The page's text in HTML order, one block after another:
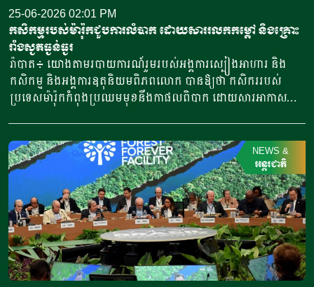
បន្តិចម្តងៗ ដោយសារកប៉ាល់រាប់រយគ្រឿងដឹកទំនិញផ្សេងៗគ្នា ហើយ
កំពុងដណ្តើមគ្នាចេញមុន។ តំបន់ឈូងសមុទ្រពែក្ស គឺជាជម្រក
របស់រោងចក្រជីដ៏ធំបំផុតមួយរបស់ពិភពលោក ហើយផ្លូវទឹកនេះជីបាន
ឆ្លងកាត់ប្រហែលមួយភាគបីនៃពាណិជ្ជកម្មជីអ៊ុយរ៉េ ដែលជាសារធាតុ
ចិញ្ចឹមដំណាំដ៏សំខាន់បំផុតមួយរបស់ពិភពលោក។ ទិន្នន័យបានបង្ហាញ
ទៀតថា បរិមាណនាំចេញជីប្រចាំសប្តាហ៍តាមរយៈច្រកសមុទ្រហ័តមូស
បានកើនឡើងជិតដល់៥៣ម៉ឺនតោន ចាប់តាំងពីបានបញ្ចប់នៅថ្ងៃទី២១
ខែមិថុនា ឆ្នាំ២០២៦នេះ។ គោលដៅទីផ្សារនៅក្នុងទ្វីបអាស៊ី ដែល
កប៉ាល់ចេញទៅ រួមមានប្រទេសចិន ឥណ្ឌា និងប្រទេសស្រីលង្កា។
ប្រទេសឥណ្ឌា គឺជាអ្នកនាំចូលជីអ៊ុយរ៉េ និងជីផូស្វាត លំដាប់កំពូល។
កប៉ាល់មួយគ្រឿងកំពុងចេញដំណើរឆ្ពោះទៅប្រទេសប្រេស៊ីល ដែល
អ្នកទិញកំពុងបង្កើតស្តុកជី មុនរដូវដាំសណ្តែកសៀងចាប់ផ្តើមនៅក្នុងខែ
កញ្ញាខាងមុខនេះ។ ខណៈពេលធ្វើដំណើរអាចចំណាយពេលច្រើន
សប្តាហ៍សម្រាប់នាំជីទៅដល់អ្នកទិញ តម្លៃជីអ៊ុយរ៉េបានធ្លាក់ចុះរួចស្រេច
ទៅហើយ ដោយសារមានការភ័យខ្លាចមានការរំខានដល់ដំណើរ
ផ្គត់ផ្គង់។ ការផ្លាស់ប្តូរយ៉ាងខ្លាំងចាប់តាំងពីសប្តាហ៍ដំបូងនៃសង្គ្រាម បាន
បន្ធូរបន្ថយការគំរាមកំហែងដ៏ធំបំផុតមួយចំពោះអតិផរណាស្បៀង
25-06-2026 02:01 PM
កសិកម្មរបស់ម៉ារ៉ុកជួបការលំបាក ដោយសាររលកកម្តៅ និងគ្រោះ
រាំងស្ងួតធ្ងន់ធ្ងរ
រ៉ាបាត៖ យោងតាមរបាយការណ៍រួមរបស់អង្គការស្បៀងអាហារ និង
កសិកម្ម និងអង្គការឧតុនិយមពិភពលោក បានឱ្យថា កសិកររបស់
ប្រទេសម៉ារ៉ុកកំពុងប្រឈមមុខនឹងកាផលពិបាក ដោយសារអាកាសធាតុ
ចន្លោះឆ្នាំ២០២២ និង២០២៤ អាកាសធាតុនៅក្នុងប្រទេសម៉ារ៉ុកស្ថិត
មានស្ថានភាពកាន់តែអាក្រក់ទៅ ដោយមានគ្រោះរាំងស្ងួតរយៈពេលប្រាំ
មួយឆ្នាំជាប់គ្នា រហូតធ្វើឱ្យកសិករខ្វះទឹកស្រោចស្រពដំណាំ និងជូប
ប្រទះបញ្ហារលកកម្តៅម្តងហើយម្តងទៀត នាំឱ្យសីតុណ្ហភាពឡើងដល់
កម្រិតគ្រោះថ្នាក់។ ក្នុងករណីខ្លះ កម្តៅមិនត្រឹមតែកើនឡើងមួយថ្ងៃ ឬពីរ
ថ្ងៃប៉ុណ្ណោះទេ ប៉ុន្តែបានអូសបន្លាយរយៈពេលវែង។ កាលពី(ក្នុងខែមីនា
ឆ្នាំ២០២៣ មានរយៈពេល១១ថ្ងៃ ហើយមួយទៀតនៅខែកក្កដា
ឆ្នាំ២០២៤ បានរត់រយៈពេល១០ថ្ងៃ។ ក្នុងអំឡុងពេលទាំងនេះ
សីតុណ្ហភាពច្រើនតែឡើងលើសពី៤០អង្សា ដែលធ្វើឱ្យដំណាំ សត្វ និង
NEWS &
អន្តរជាតិ